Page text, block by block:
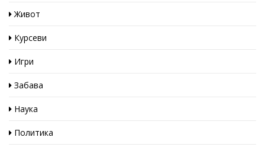
Живот
Курсеви
Игри
Забава
Наука
Политика